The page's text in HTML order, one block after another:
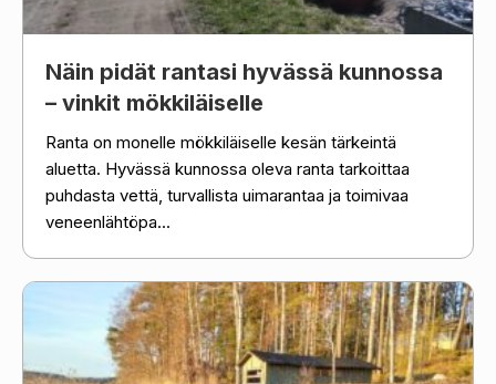
Näin pidät rantasi hyvässä kunnossa
– vinkit mökkiläiselle
Ranta on monelle mökkiläiselle kesän tärkeintä
aluetta. Hyvässä kunnossa oleva ranta tarkoittaa
puhdasta vettä, turvallista uimarantaa ja toimivaa
veneenlähtöpa...